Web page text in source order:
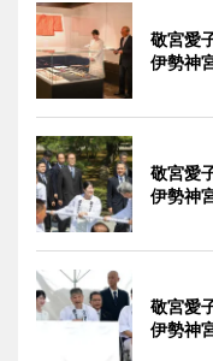
敬宮愛
伊勢神
敬宮愛
伊勢神
敬宮愛
伊勢神